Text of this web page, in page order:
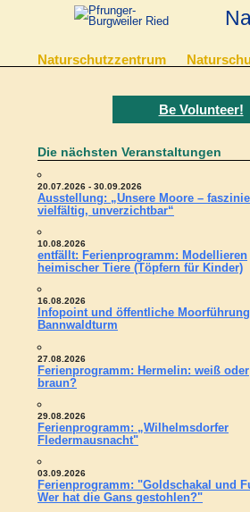
Naturschutzzentrum
Be Volunteer!
Die nächsten Veranstaltungen
20.07.2026 - 30.09.2026
Ausstellung: „Unsere Moore –
vielfältig, unverzichtbar“
10.08.2026
entfällt: Ferienprogramm: Modellieren
heimischer Tiere (Töpfern für Kinder)
16.08.2026
Infopoint und öffentliche
Bannwaldturm
27.08.2026
Ferienprogramm: Hermelin: weiß oder
braun?
29.08.2026
Ferienprogramm: „Wilhelmsdorfer
Fledermausnacht"
03.09.2026
Ferienprogramm: "Goldschakal und
Wer hat die Gans gestohlen?"